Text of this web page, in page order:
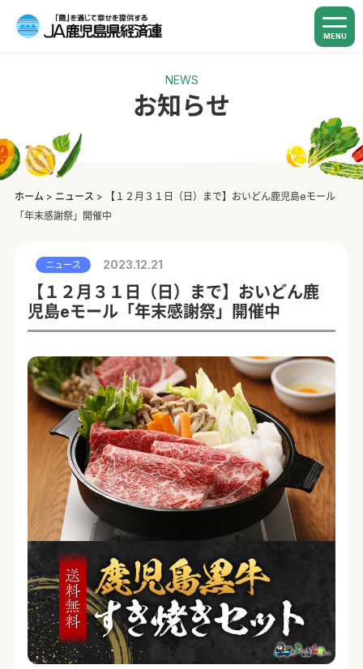
MENU
NEWS
お知らせ
ホーム > ニュース >
【１２月３１日（日）まで】おいどん鹿児島eモール
「年末感謝祭」開催中
ニュース 2023.12.21
【１２月３１日（日）まで】おいどん鹿
児島eモール「年末感謝祭」開催中